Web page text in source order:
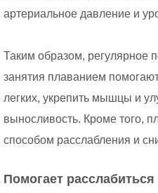
артериальное давление и
Таким образом, регулярное
занятия плаванием
легких, укрепить мышцы и
выносливость. Кроме того,
способом расслабления и
Помогает расслабиться